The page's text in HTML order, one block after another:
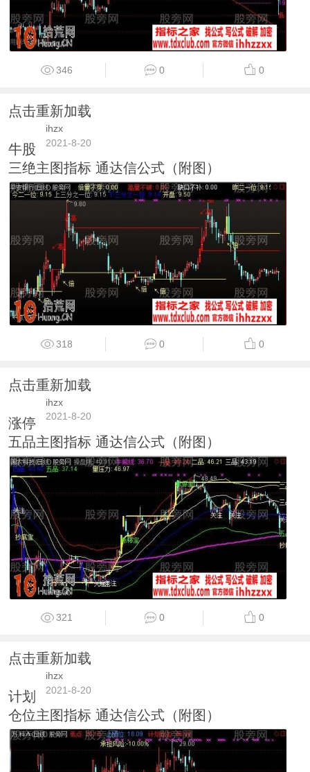
346 0 0
点击重新加载
ihzx
2021-8-20
牛股
三绝主图指标 通达信公式（附图）
318 0 0
点击重新加载
ihzx
2021-8-20
涨停
五品主图指标 通达信公式（附图）
321 0 0
点击重新加载
ihzx
2021-8-20
计划
仓位主图指标 通达信公式（附图）